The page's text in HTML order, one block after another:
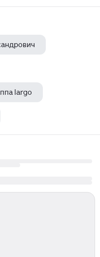
largo